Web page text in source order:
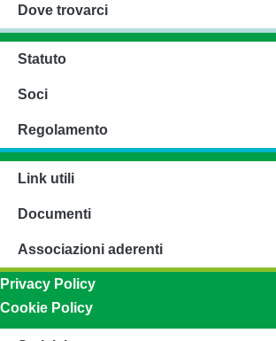
Dove trovarci
Statuto
Soci
Regolamento
Link utili
Documenti
Associazioni aderenti
Privacy Policy
Cookie Policy